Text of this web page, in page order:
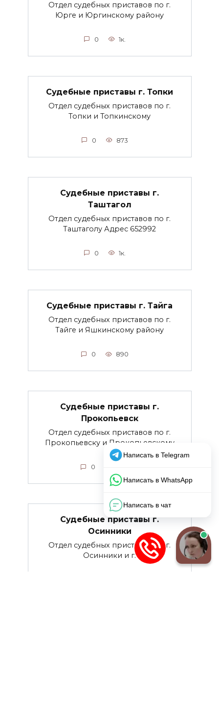
Отдел судебных приставов по г.
Юрге и Юргинскому району
0 1к.
Судебные приставы г. Топки
Отдел судебных приставов по г.
Топки и Топкинскому
0 873
Судебные приставы г.
Таштагол
Отдел судебных приставов по г.
Таштаголу Адрес 652992
0 1к.
Судебные приставы г. Тайга
Отдел судебных приставов по г.
Тайге и Яшкинскому району
0 890
Судебные приставы г.
Прокопьевск
Отдел судебных приставов по г.
Прокопьевску и Прокопьевскому
0
Судебные приставы г.
Осинники
Отдел судебных приставов по г.
Осинники и г.